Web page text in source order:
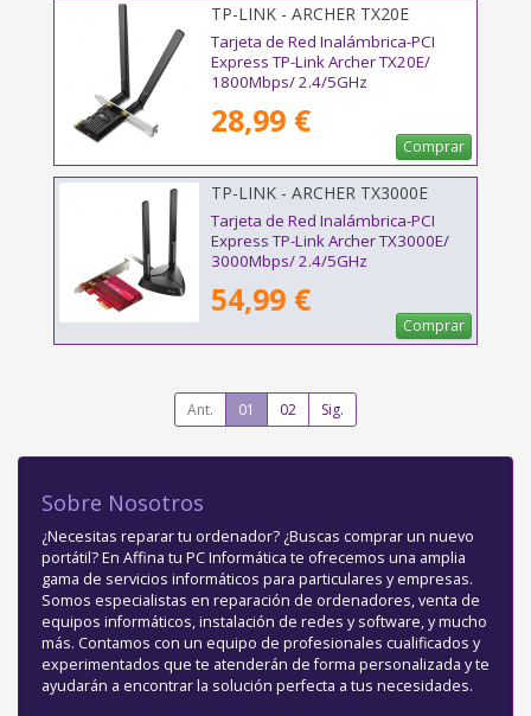
TP-LINK - ARCHER TX20E
Tarjeta de Red Inalámbrica-PCI
Express TP-Link Archer TX20E/
1800Mbps/ 2.4/5GHz
28,99 €
Comprar
TP-LINK - ARCHER TX3000E
Tarjeta de Red Inalámbrica-PCI
Express TP-Link Archer TX3000E/
3000Mbps/ 2.4/5GHz
54,99 €
Comprar
Ant. 01 02 Sig.
Sobre Nosotros
¿Necesitas reparar tu ordenador? ¿Buscas comprar un nuevo
portátil? En Affina tu PC Informática te ofrecemos una amplia
gama de servicios informáticos para particulares y empresas.
Somos especialistas en reparación de ordenadores, venta de
equipos informáticos, instalación de redes y software, y mucho
más. Contamos con un equipo de profesionales cualificados y
experimentados que te atenderán de forma personalizada y te
ayudarán a encontrar la solución perfecta a tus necesidades.